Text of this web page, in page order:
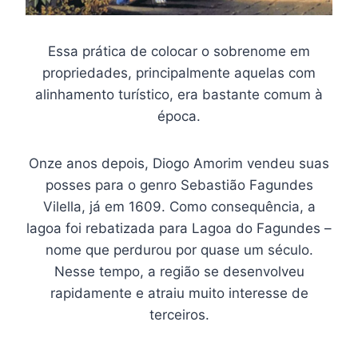
Essa prática de colocar o sobrenome em
propriedades, principalmente aquelas com
alinhamento turístico, era bastante comum à
época.
Onze anos depois, Diogo Amorim vendeu suas
posses para o genro Sebastião Fagundes
Vilella, já em 1609. Como consequência, a
lagoa foi rebatizada para Lagoa do Fagundes –
nome que perdurou por quase um século.
Nesse tempo, a região se desenvolveu
rapidamente e atraiu muito interesse de
terceiros.